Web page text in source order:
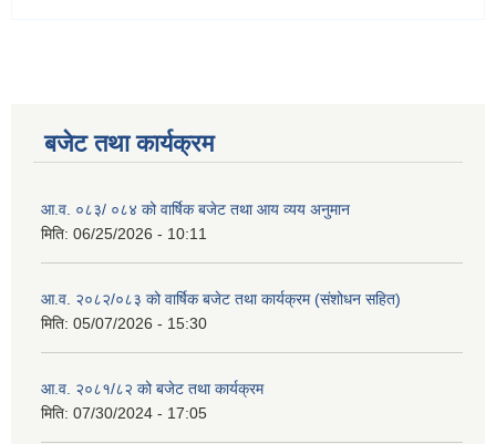
बजेट तथा कार्यक्रम
आ.व. ०८३/ ०८४ को वार्षिक बजेट तथा आय व्यय अनुमान
मिति: 06/25/2026 - 10:11
आ.व. २०८२/०८३ को वार्षिक बजेट तथा कार्यक्रम (संशोधन सहित)
मिति: 05/07/2026 - 15:30
आ.व. २०८१/८२ को बजेट तथा कार्यक्रम
मिति: 07/30/2024 - 17:05